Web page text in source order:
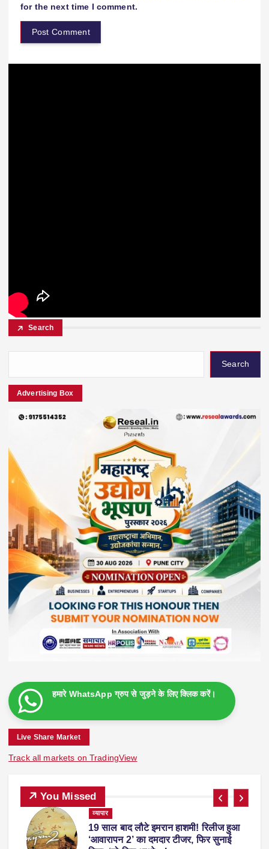
for the next time I comment.
Search
Search
Advertising Box
हमारे WhatsApp ग्रुप से जुड़ने के लिए क्लिक करें।
Live Share Market
Track all markets on TradingView
You Missed
व्यापार
19 साल बाद लौटे इमरान हाशमी! रिलीज हुआ
‘आवारापन 2’ का दमदार टीजर, फिर सुनाई